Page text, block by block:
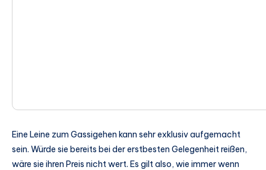
Eine Leine zum Gassigehen kann sehr exklusiv aufgemacht
sein. Würde sie bereits bei der erstbesten Gelegenheit reißen,
wäre sie ihren Preis nicht wert. Es gilt also, wie immer wenn